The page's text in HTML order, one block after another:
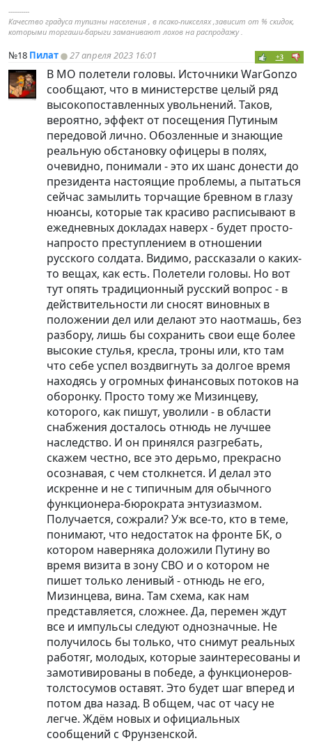
----------
Качество градуса тупизны населения , в псако-пикселях ,зависит от % скидок,
которыми торгаши-барыги заманивают лохов на распродажу .
№18 Пилат 27 апреля 2023 16:01 +3
В МО полетели головы. Источники WarGonzo
сообщают, что в министерстве целый ряд
высокопоставленных увольнений. Таков,
вероятно, эффект от посещения Путиным
передовой лично. Обозленные и знающие
реальную обстановку офицеры в полях,
очевидно, понимали - это их шанс донести до
президента настоящие проблемы, а пытаться
сейчас замылить торчащие бревном в глазу
нюансы, которые так красиво расписывают в
ежедневных докладах наверх - будет просто-
напросто преступлением в отношении
русского солдата. Видимо, рассказали о каких-
то вещах, как есть. Полетели головы. Но вот
тут опять традиционный русский вопрос - в
действительности ли сносят виновных в
положении дел или делают это наотмашь, без
разбору, лишь бы сохранить свои еще более
высокие стулья, кресла, троны или, кто там
что себе успел воздвигнуть за долгое время
находясь у огромных финансовых потоков на
оборонку. Просто тому же Мизинцеву,
которого, как пишут, уволили - в области
снабжения досталось отнюдь не лучшее
наследство. И он принялся разгребать,
скажем честно, все это дерьмо, прекрасно
осознавая, с чем столкнется. И делал это
искренне и не с типичным для обычного
функционера-бюрократа энтузиазмом.
Получается, сожрали? Уж все-то, кто в теме,
понимают, что недостаток на фронте БК, о
котором наверняка доложили Путину во
время визита в зону СВО и о котором не
пишет только ленивый - отнюдь не его,
Мизинцева, вина. Там схема, как нам
представляется, сложнее. Да, перемен ждут
все и импульсы следуют однозначные. Не
получилось бы только, что снимут реальных
работяг, молодых, которые заинтересованы и
замотивированы в победе, а функционеров-
толстосумов оставят. Это будет шаг вперед и
потом два назад. В общем, час от часу не
легче. Ждём новых и официальных
сообщений с Фрунзенской.